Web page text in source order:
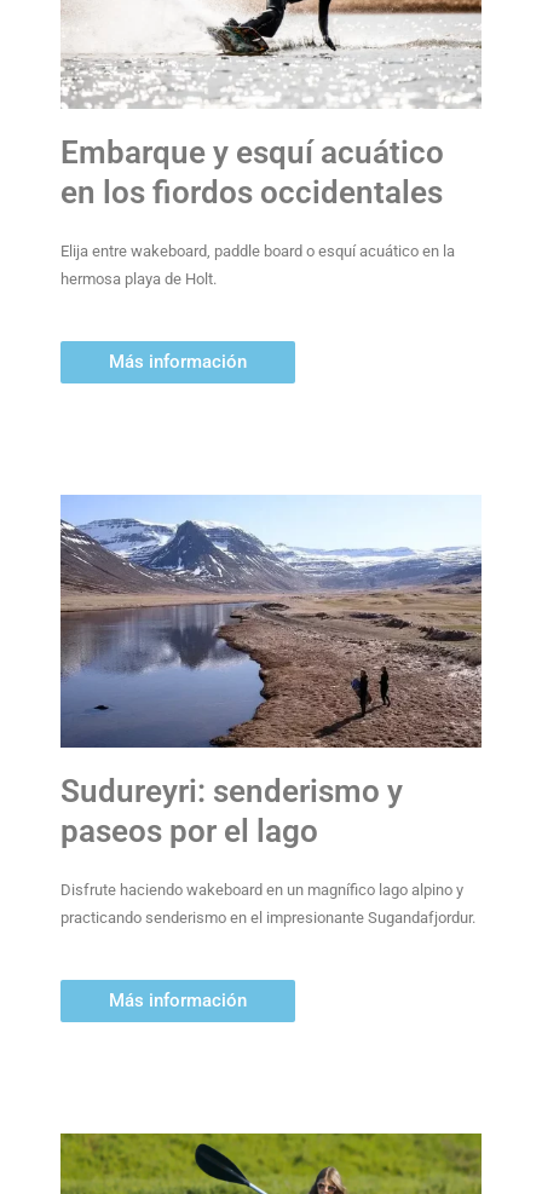
Embarque y esquí acuático
en los fiordos occidentales
Elija entre wakeboard, paddle board o esquí acuático en la
hermosa playa de Holt.
Más información
Sudureyri: senderismo y
paseos por el lago
Disfrute haciendo wakeboard en un magnífico lago alpino y
practicando senderismo en el impresionante Sugandafjordur.
Más información